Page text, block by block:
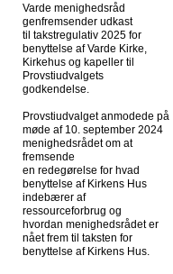
Varde menighedsråd
genfremsender udkast
til takstregulativ 2025 for
benyttelse af Varde Kirke,
Kirkehus og kapeller til
Provstiudvalgets
godkendelse.
Provstiudvalget anmodede på
møde af 10. september 2024
menighedsrådet om at
fremsende
en redegørelse for hvad
benyttelse af Kirkens Hus
indebærer af
ressourceforbrug og
hvordan menighedsrådet er
nået frem til taksten for
benyttelse af Kirkens Hus.